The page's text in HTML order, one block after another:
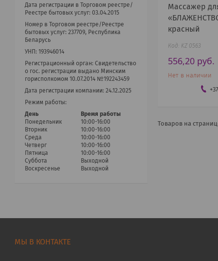
Массажер
красный
KZ 0563
556,20 руб.
Нет в наличии
Дата регистрации в Торговом реестре/
Реестре бытовых услуг: 03.04.2015
Номер в Торговом реестре/Реестре
бытовых услуг: 237709, Республика
Беларусь
УНП: 193946014
Регистрационный орган: Cвидетельство
о гос. регистрации выдано Минским
горисполкомом 10.07.2014 №192243459
Дата регистрации компании: 24.12.2025
Режим работы:
День
Время работы
Понедельник
10:00-16:00
Вторник
10:00-16:00
Среда
10:00-16:00
Четверг
10:00-16:00
Пятница
10:00-16:00
Суббота
Выходной
Воскресенье
Выходной
МЫ В КОНТАКТЕ